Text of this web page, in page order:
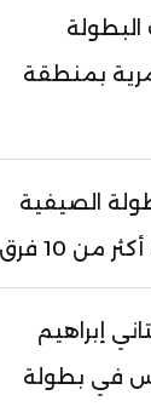
البطولة
بمنطقة
الصيفية
من 10 فرق
إبراهيم
في بطولة